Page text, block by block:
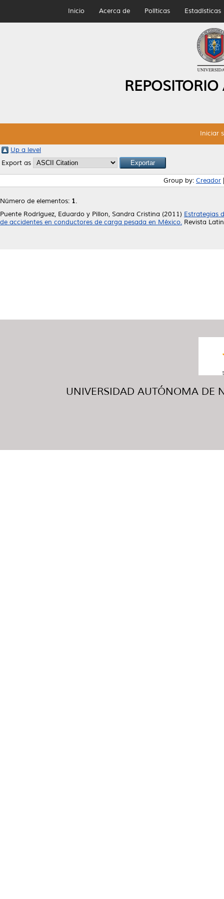
Inicio Acerca de Políticas Estadísticas
Iniciar
Up a level
Export as
Group by: Creador
Número de elementos: 1.
Puente Rodríguez, Eduardo y Pillon, Sandra Cristina (2011) Estrategias
de accidentes en conductores de carga pesada en México. Revista
UNIVERSIDAD AUTÓNOMA DE